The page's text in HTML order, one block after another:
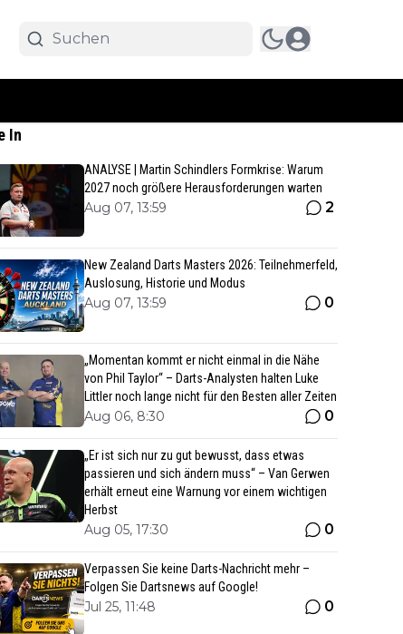
In
ANALYSE | Martin Schindlers Formkrise: Warum
2027 noch größere Herausforderungen warten
Aug 07, 13:59 2
New Zealand Darts Masters 2026: Teilnehmerfeld,
Auslosung, Historie und Modus
Aug 07, 13:59 0
„Momentan kommt er nicht einmal in die Nähe
von Phil Taylor“ – Darts-Analysten halten Luke
Littler noch lange nicht für den Besten aller Zeiten
Aug 06, 8:30 0
„Er ist sich nur zu gut bewusst, dass etwas
passieren und sich ändern muss“ – Van Gerwen
erhält erneut eine Warnung vor einem wichtigen
Herbst
Aug 05, 17:30 0
Verpassen Sie keine Darts-Nachricht mehr –
Folgen Sie Dartsnews auf Google!
Jul 25, 11:48 0